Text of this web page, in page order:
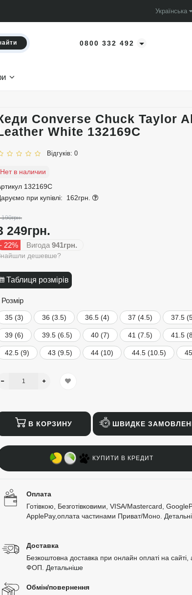
Українська
0800 332 492
Converse Chuck Taylor
White 132169C
Відгуків: 0
Нет в наличии
132169C
при купівлі: 162грн.
190грн.
249грн.
- 22% Вигода 941грн.
дешевше?
Таблиця розмірів
Розмір
35 (3) 36 (3.5) 36.5 (4) 37 (4.5) 37.5
39 (6) 39.5 (6.5) 40 (7) 41 (7.5) 41.5
42.5 (9) 43 (9.5) 44 (10) 44.5 (10.5)
В КОРЗИНУ ШВИДКЕ
КУПИТИ В КРЕДИТ
Оплата
Готівкою, Безготівковими, VISA/Mastercard,
ApplePay,оплата частинами Приват/Моно.
Доставка
Безкоштовна доставка при онлайн оплаті на
ФОП. Детальніше
Обмін/повернення